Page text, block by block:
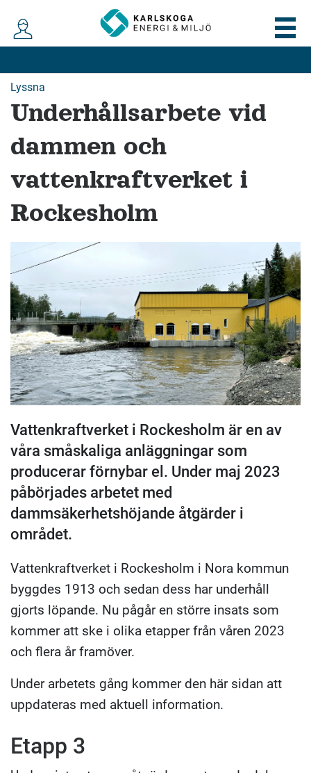
Lyssna
Underhållsarbete vid
dammen och
vattenkraftverket i
Rockesholm
Vattenkraftverket i Rockesholm är en av
våra småskaliga anläggningar som
producerar förnybar el. Under maj 2023
påbörjades arbetet med
dammsäkerhetshöjande åtgärder i
området.
Vattenkraftverket i Rockesholm i Nora kommun
byggdes 1913 och sedan dess har underhåll
gjorts löpande. Nu pågår en större insats som
kommer att ske i olika etapper från våren 2023
och flera år framöver.
Under arbetets gång kommer den här sidan att
uppdateras med aktuell information.
Etapp 3